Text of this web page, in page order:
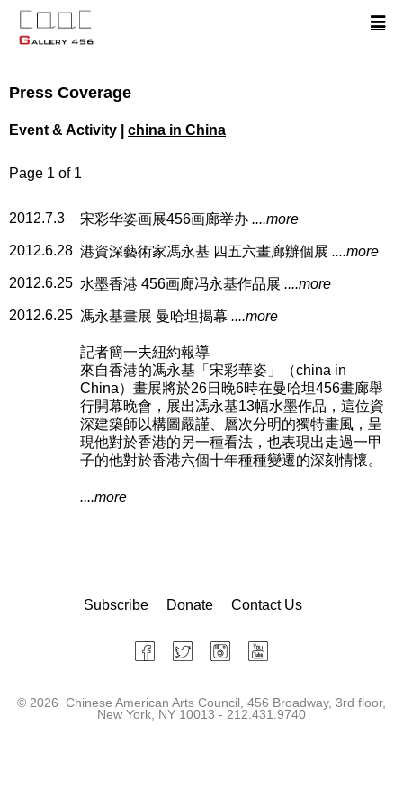
Press Coverage
Event & Activity | china in China
Page 1 of 1
2012.7.3 宋彩华姿画展456画廊举办 ....more
2012.6.28 港資深藝術家馮永基 四五六畫廊辦個展 ....more
2012.6.25 水墨香港 456画廊冯永基作品展 ....more
2012.6.25 馮永基畫展 曼哈坦揭幕 ....more
記者簡一夫紐約報導
來自香港的馮永基「宋彩華姿」（china in
China）畫展將於26日晚6時在曼哈坦456畫廊舉
行開幕晚會，展出馮永基13幅水墨作品，這位資
深建築師以構圖嚴謹、層次分明的獨特畫風，呈
現他對於香港的另一種看法，也表現出走過一甲
子的他對於香港六個十年種種變遷的深刻情懷。
....more
Subscribe Donate Contact Us
© 2026 Chinese American Arts Council, 456 Broadway, 3rd floor,
New York, NY 10013 - 212.431.9740